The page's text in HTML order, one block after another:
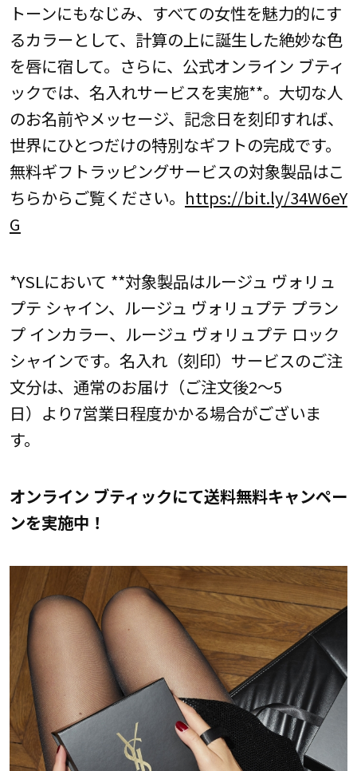
トーンにもなじみ、すべての女性を魅力的にす
るカラーとして、計算の上に誕生した絶妙な色
を唇に宿して。さらに、公式オンライン ブティ
ックでは、名入れサービスを実施**。大切な人
のお名前やメッセージ、記念日を刻印すれば、
世界にひとつだけの特別なギフトの完成です。
無料ギフトラッピングサービスの対象製品はこ
ちらからご覧ください。 https://bit.ly/34W6eY
G
*YSLにおいて **対象製品はルージュ ヴォリュ
プテ シャイン、ルージュ ヴォリュプテ プラン
プ インカラー、ルージュ ヴォリュプテ ロック
シャインです。名入れ（刻印）サービスのご注
文分は、通常のお届け（ご注文後2～5
日）より7営業日程度かかる場合がございま
す。
オンライン ブティックにて送料無料キャンペー
ンを実施中！